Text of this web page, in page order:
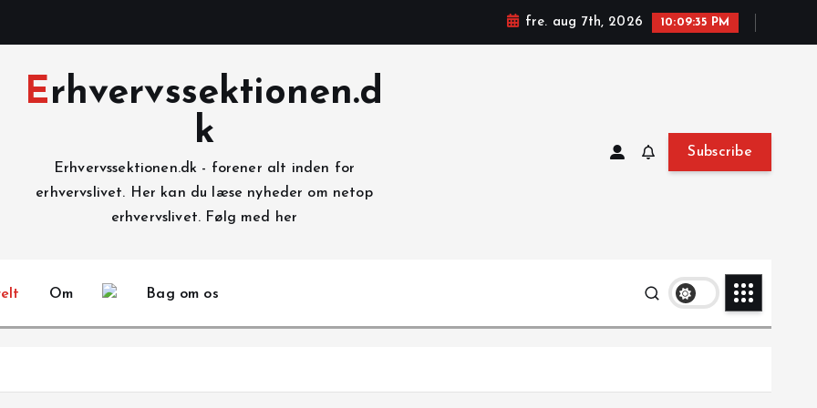
fre. aug 7th, 2026 10:09:36 PM
Erhvervssektionen.d
k
Erhvervssektionen.dk - forener alt inden for
erhvervslivet. Her kan du læse nyheder om netop
erhvervslivet. Følg med her
Subscribe
Om Bag om os